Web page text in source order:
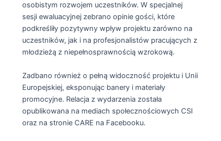
osobistym rozwojem uczestników. W specjalnej
sesji ewaluacyjnej zebrano opinie gości, które
podkreśliły pozytywny wpływ projektu zarówno na
uczestników, jak i na profesjonalistów pracujących z
młodzieżą z niepełnosprawnością wzrokową.
Zadbano również o pełną widoczność projektu i Unii
Europejskiej, eksponując banery i materiały
promocyjne. Relacja z wydarzenia została
opublikowana na mediach społecznościowych CSI
oraz na stronie CARE na Facebooku.